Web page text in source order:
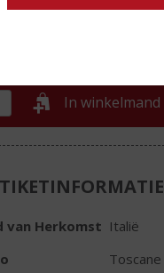
In winkelmand
van Herkomst Italië
Toscane